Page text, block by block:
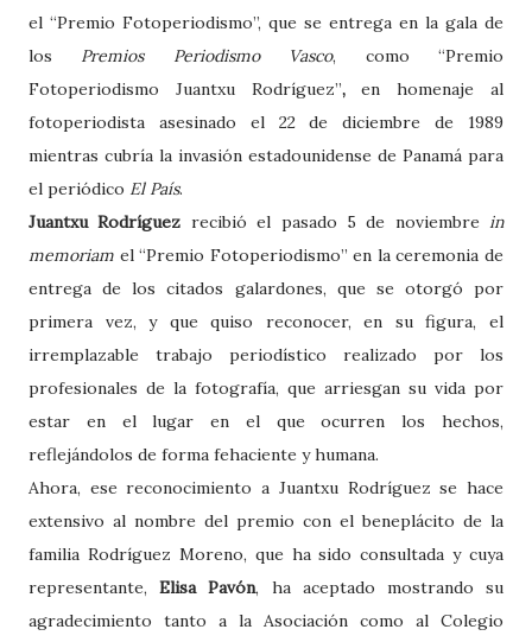
el “Premio Fotoperiodismo”, que se entrega en la gala de
los Premios Periodismo Vasco, como “Premio
Fotoperiodismo Juantxu Rodríguez”,en homenaje al
fotoperiodista asesinado el 22 de diciembre de 1989
mientras cubría la invasión estadounidense de Panamá para
el periódico El País.
Juantxu Rodríguez recibió el pasado 5 de noviembre in
memoriam el “Premio Fotoperiodismo” en la ceremonia de
entrega de los citados galardones, que se otorgó por
primera vez, y que quiso reconocer, en su figura, el
irremplazable trabajo periodístico realizado por los
profesionales de la fotografía, que arriesgan su vida por
estar en el lugar en el que ocurren los hechos,
reflejándolos de forma fehaciente y humana.
Ahora, ese reconocimiento a Juantxu Rodríguez se hace
extensivo al nombre del premio con el beneplácito de la
familia Rodríguez Moreno, que ha sido consultada y cuya
representante,Elisa Pavón, ha aceptado mostrando su
agradecimiento tanto a la Asociación como al Colegio